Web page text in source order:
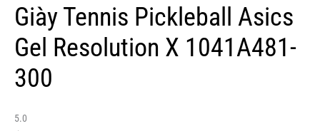
Giày Tennis Pickleball Asics
Gel Resolution X 1041A481-
300
5.0